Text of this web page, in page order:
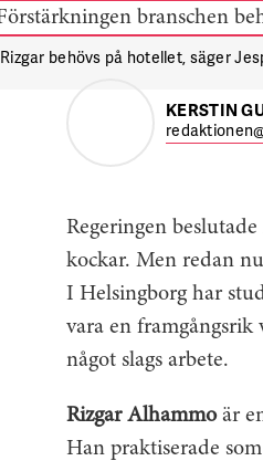
Rizgar behövs på hotellet, säger
KERSTIN
Regeringen
kockar. Men redan
I Helsingborg har
vara en framgångsrik
något slags arbete.
Rizgar Alhammoär
Han praktiserade